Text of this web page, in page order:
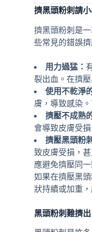
擠黑頭粉刺請
擠黑頭粉刺是
些常見的錯誤
用力過猛：
裂出血。在擠
使用不乾淨
膚，導致感染
擠壓不成熟
會導致皮膚受
擠壓黑頭粉
致皮膚受損，
應避免擠壓同
如果在擠壓黑
狀持續或加重
黑頭粉刺難擠